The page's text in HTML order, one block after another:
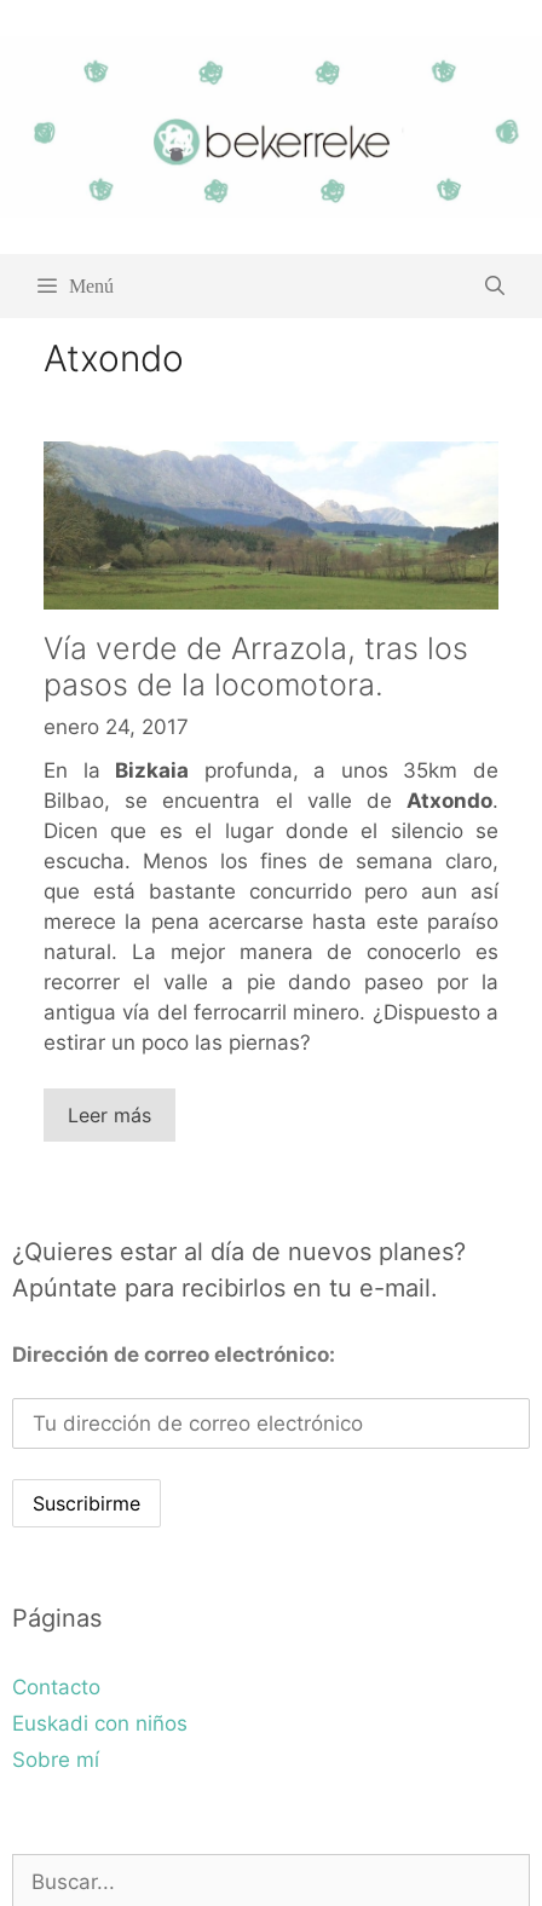
contenido
Menú
Atxondo
Vía verde de Arrazola, tras los
pasos de la locomotora.
enero 24, 2017
En la Bizkaia profunda, a unos 35km de
Bilbao, se encuentra el valle de Atxondo.
Dicen que es el lugar donde el silencio se
escucha. Menos los fines de semana claro,
que está bastante concurrido pero aun así
merece la pena acercarse hasta este paraíso
natural. La mejor manera de conocerlo es
recorrer el valle a pie dando paseo por la
antigua vía del ferrocarril minero. ¿Dispuesto a
estirar un poco las piernas?
Leer más
¿Quieres estar al día de nuevos planes?
Apúntate para recibirlos en tu e-mail.
Dirección de correo electrónico:
Páginas
Contacto
Euskadi con niños
Sobre mí
Buscar: